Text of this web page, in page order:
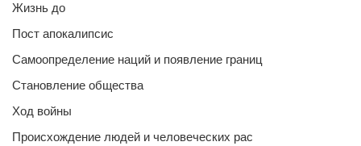
Жизнь до
Пост апокалипсис
Самоопределение наций и появление границ
Становление общества
Ход войны
Происхождение людей и человеческих рас